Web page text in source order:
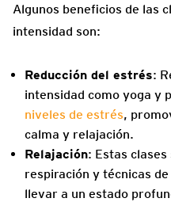
Algunos beneficios de las
intensidad son:
Reducción del estrés:
intensidad como yoga y
niveles de estrés,
calma y relajación.
Relajación: Estas
respiración y técnicas
llevar a un estado